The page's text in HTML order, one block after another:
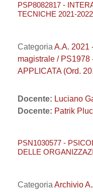
PSP8082817 -
TECNICHE 2021-2022
Categoria A.A. 2021
magistrale / PS1978
APPLICATA (Ord.
Docente: Luciano
Docente: Patrik
PSN1030577 -
DELLE
Categoria Archivio